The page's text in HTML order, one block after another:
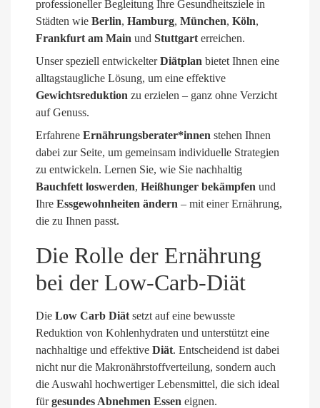
professioneller Begleitung Ihre Gesundheitsziele in
Städten wie Berlin, Hamburg, München, Köln,
Frankfurt am Main und Stuttgart erreichen.
Unser speziell entwickelterDiätplan bietet Ihnen eine
alltagstaugliche Lösung, um eine effektive
Gewichtsreduktion zu erzielen – ganz ohne Verzicht
auf Genuss.
Erfahrene Ernährungsberater*innen stehen Ihnen
dabei zur Seite, um gemeinsam individuelle Strategien
zu entwickeln. Lernen Sie, wie Sie nachhaltig
Bauchfett loswerden, Heißhunger bekämpfen und
Ihre Essgewohnheiten ändern – mit einer Ernährung,
die zu Ihnen passt.
Die Rolle der Ernährung
bei der Low-Carb-Diät
Die Low Carb Diät setzt auf eine bewusste
Reduktion von Kohlenhydraten und unterstützt eine
nachhaltige und effektive Diät. Entscheidend ist dabei
nicht nur die Makronährstoffverteilung, sondern auch
die Auswahl hochwertiger Lebensmittel, die sich ideal
fürgesundes Abnehmen Essen eignen.